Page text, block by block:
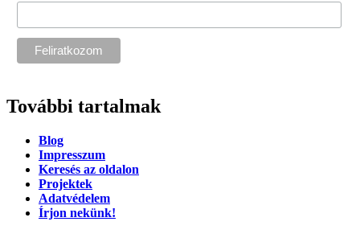
További tartalmak
Blog
Impresszum
Keresés az oldalon
Projektek
Adatvédelem
Írjon nekünk!